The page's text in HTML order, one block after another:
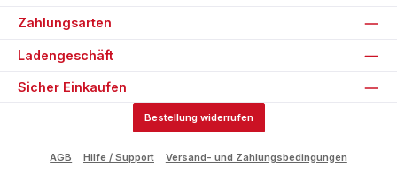
Zahlungsarten
Ladengeschäft
Sicher Einkaufen
Bestellung widerrufen
AGB Hilfe / Support Versand- und Zahlungsbedingungen